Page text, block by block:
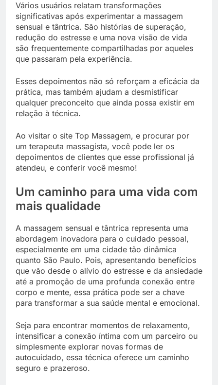
Vários usuários relatam transformações
significativas após experimentar a massagem
sensual e tântrica. São histórias de superação,
redução do estresse e uma nova visão de vida
são frequentemente compartilhadas por aqueles
que passaram pela experiência.
Esses depoimentos não só reforçam a eficácia da
prática, mas também ajudam a desmistificar
qualquer preconceito que ainda possa existir em
relação à técnica.
Ao visitar o site Top Massagem, e procurar por
um terapeuta massagista, você pode ler os
depoimentos de clientes que esse profissional já
atendeu, e conferir você mesmo!
Um caminho para uma vida com
mais qualidade
A massagem sensual e tântrica representa uma
abordagem inovadora para o cuidado pessoal,
especialmente em uma cidade tão dinâmica
quanto São Paulo. Pois, apresentando benefícios
que vão desde o alívio do estresse e da ansiedade
até a promoção de uma profunda conexão entre
corpo e mente, essa prática pode ser a chave
para transformar a sua saúde mental e emocional.
Seja para encontrar momentos de relaxamento,
intensificar a conexão íntima com um parceiro ou
simplesmente explorar novas formas de
autocuidado, essa técnica oferece um caminho
seguro e prazeroso.